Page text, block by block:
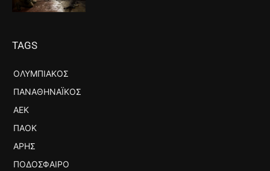
TAGS
ΟΛΥΜΠΙΑΚΌΣ
ΠΑΝΑΘΗΝΑΪΚΌΣ
ΑΕΚ
ΠΑΟΚ
ΆΡΗΣ
ΠΟΔΌΣΦΑΙΡΟ